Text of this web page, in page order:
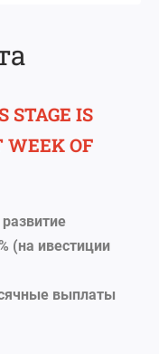
STAGE IS
WEEK OF
(на ивестиции
выплаты